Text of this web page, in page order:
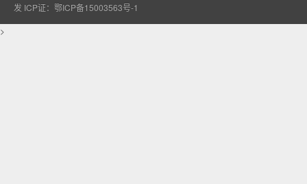
发 ICP证：鄂ICP备15003563号-1
>